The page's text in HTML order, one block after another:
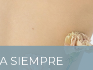
SIEMPRE